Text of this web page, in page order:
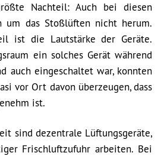
Nachteil: Auch bei diesen
um das Stoßlüften nicht herum.
ist die Lautstärke der Geräte.
ein solches Gerät während
auch eingeschaltet war, konnten
vor Ort davon überzeugen, dass
ist.
sind dezentrale Lüftungsgeräte,
Frischluftzufuhr arbeiten. Bei